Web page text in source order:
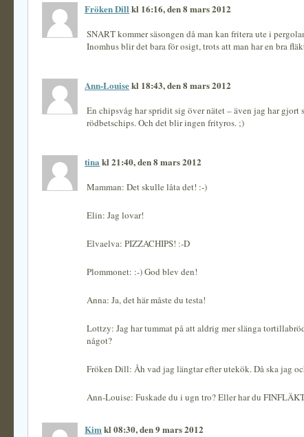
Fröken Dill kl 16:16, den 8 mars 2012
SNART kommer säsongen då man kan fritera ute i
Inomhus blir det bara för osigt, trots att man har en bra
Ann-Louisekl 18:43, den 8 mars 2012
En chipsvåg har spridit sig över nätet – även jag har gjort
rödbetschips. Och det blir ingen frityros. ;)
tina kl 21:40, den 8 mars 2012
Mamman: Det skulle låta det! :-)
Elin: Jag lovar!
Elvaelva: PIZZACHIPS! :-D
Plommonet: :-) God blev den!
Anna: Ja, det här måste du testa!
Lottzy: Jag har tummat på att aldrig mer slänga
något?
Fröken Dill: Åh vad jag längtar efter utekök. Då ska jag
Ann-Louise: Fuskade du i ugn tro? Eller har du
Kimkl 08:30, den 9 mars 2012